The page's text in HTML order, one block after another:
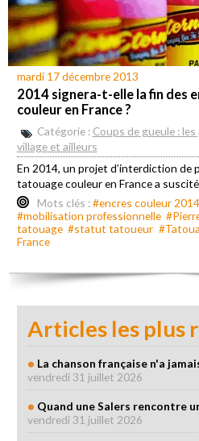
mardi 17 décembre 2013
2014 signera-t-elle la fin des
couleur en France ?
Catégorie : Coups de gueule :
village et ailleurs
En 2014, un projet d’interdiction de
tatouage couleur en France a
Mots clés :#encres couleur 2014
#mobilisation professionnelle
tatouage #statut tatoueur
France
Articles les plus
La chanson française n'a
vendredi 31 juillet 2026
Quand une Salers rencontre
vendredi 31 juillet 2026